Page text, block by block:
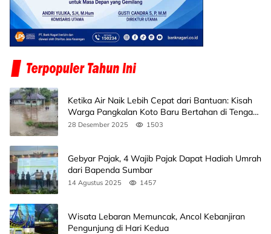
Ketika Air Naik Lebih Cepat dari Bantuan: Kisah
Warga Pangkalan Koto Baru Bertahan di Tengah
Banjir
28 Desember 2025 1503
Gebyar Pajak, 4 Wajib Pajak Dapat Hadiah Umrah
dari Bapenda Sumbar
14 Agustus 2025 1457
Wisata Lebaran Memuncak, Ancol Kebanjiran
Pengunjung di Hari Kedua